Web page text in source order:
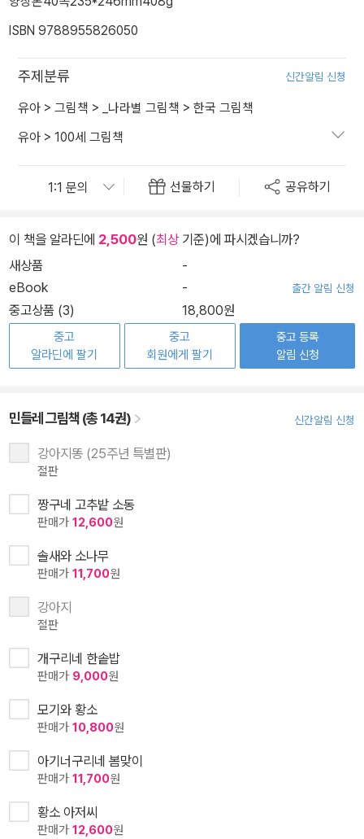
ISBN 9788955826050
주제분류 신간알림 신청
유아 > 그림책 > _나라별 그림책 > 한국 그림책
유아 > 100세 그림책
선물하기 공유하기
이 책을 알라딘에 2,500원 (최상기준)에 파시겠습니까?
새상품
-
eBook
- 출간 알림 신청
중고상품 (3) 18,800원
중고
알라딘에 팔기
중고
회원에게 팔기
중고 등록
알림 신청
민들레 그림책 (총 14권) 신간알림 신청
강아지똥 (25주년 특별판)
절판
짱구네 고추밭 소동
판매가 12,600원
솔새와 소나무
판매가 11,700원
강아지
절판
개구리네 한솥밥
판매가 9,000원
모기와 황소
판매가 10,800원
아기너구리네 봄맞이
판매가 11,700원
황소 아저씨
판매가 12,600원